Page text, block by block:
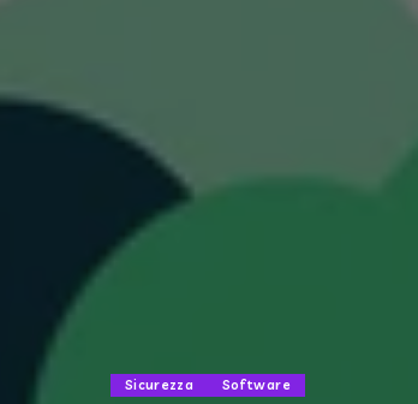
Sicurezza Software